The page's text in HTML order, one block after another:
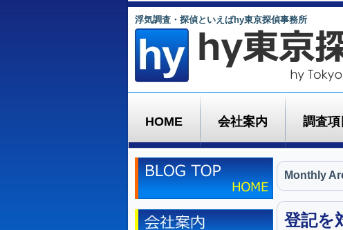
浮気調査・探偵といえばhy東京探偵事務所
HOME 会社案内 調査項
Monthly
登記を